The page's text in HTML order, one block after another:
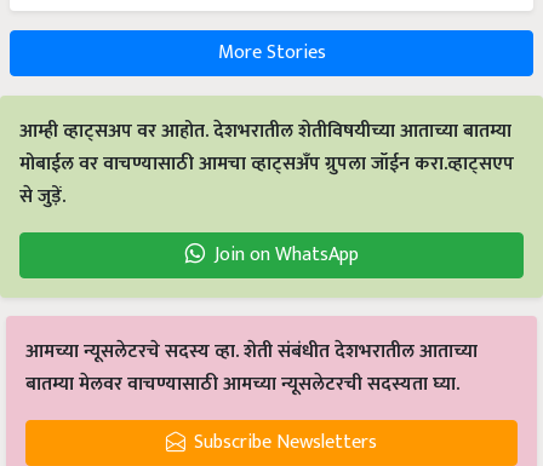
More Stories
आम्ही व्हाट्सअप वर आहोत. देशभरातील शेतीविषयीच्या आताच्या बातम्या
मोबाईल वर वाचण्यासाठी आमचा व्हाट्सअँप ग्रुपला जॉईन करा.व्हाट्सएप
से जुड़ें.
Join on WhatsApp
आमच्या न्यूसलेटरचे सदस्य व्हा. शेती संबंधीत देशभरातील आताच्या
बातम्या मेलवर वाचण्यासाठी आमच्या न्यूसलेटरची सदस्यता घ्या.
Subscribe Newsletters